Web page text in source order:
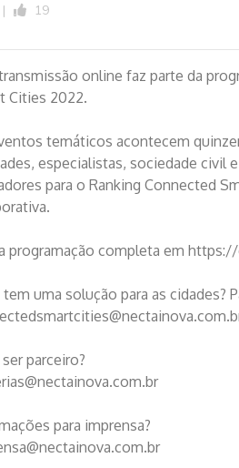
19
online faz parte da
Cities 2022.
temáticos acontecem
especialistas, sociedade civil
para o Ranking Connected
programação completa em
uma solução para as cidades?
parceiro?
para imprensa?